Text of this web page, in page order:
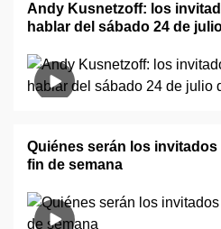
Andy Kusnetzoff: los
hablar del sábado 24 de
Quiénes serán los invitados
fin de semana